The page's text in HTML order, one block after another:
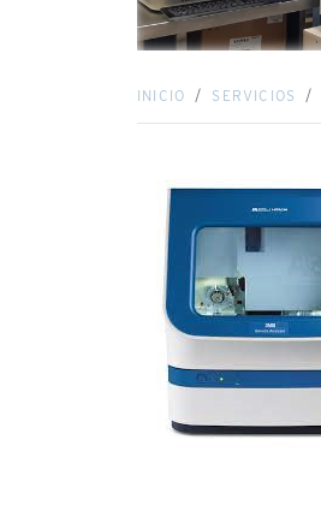
INICIO SERVICIOS